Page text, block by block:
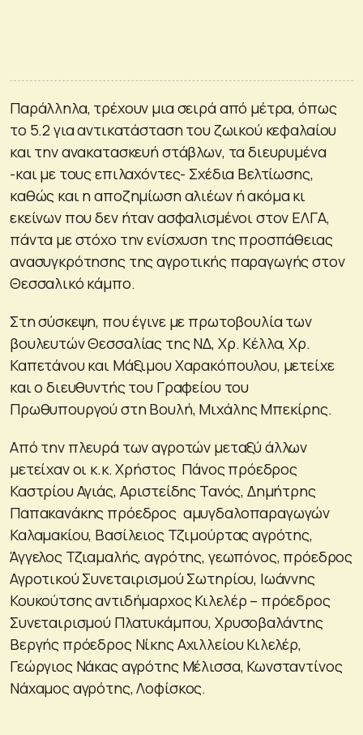
Παράλληλα, τρέχουν μια σειρά από μέτρα, όπως
το 5.2 για αντικατάσταση του ζωικού κεφαλαίου
και την ανακατασκευή στάβλων, τα διευρυμένα
-και με τους επιλαχόντες- Σχέδια Βελτίωσης,
καθώς και η αποζημίωση αλιέων ή ακόμα κι
εκείνων που δεν ήταν ασφαλισμένοι στον ΕΛΓΑ,
πάντα με στόχο την ενίσχυση της προσπάθειας
ανασυγκρότησης της αγροτικής παραγωγής στον
Θεσσαλικό κάμπο.
Στη σύσκεψη, που έγινε με πρωτοβουλία των
βουλευτών Θεσσαλίας της ΝΔ, Χρ. Κέλλα, Χρ.
Καπετάνου και Μάξιμου Χαρακόπουλου, μετείχε
και ο διευθυντής του Γραφείου του
Πρωθυπουργού στη Βουλή, Μιχάλης Μπεκίρης.
Από την πλευρά των αγροτών μεταξύ άλλων
μετείχαν οι κ.κ. Χρήστος Πάνος πρόεδρος
Καστρίου Αγιάς, Αριστείδης Τανός, Δημήτρης
Παπακανάκης πρόεδρος αμυγδαλοπαραγωγών
Καλαμακίου, Βασίλειος Τζιμούρτας αγρότης,
Άγγελος Τζιαμαλής, αγρότης, γεωπόνος, πρόεδρος
Αγροτικού Συνεταιρισμού Σωτηρίου, Ιωάννης
Κουκούτσης αντιδήμαρχος Κιλελέρ – πρόεδρος
Συνεταιρισμού Πλατυκάμπου, Χρυσοβαλάντης
Βεργής πρόεδρος Νίκης Αχιλλείου Κιλελέρ,
Γεώργιος Νάκας αγρότης Μέλισσα, Κωνσταντίνος
Νάχαμος αγρότης, Λοφίσκος.